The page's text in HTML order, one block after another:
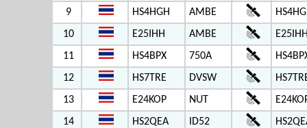
9
HS4HGH AMBE
10
E25IHH AMBE
11
HS4BPX 750A
12
HS7TRE DVSW
13
E24KOP NUT
14
HS2QEA ID52